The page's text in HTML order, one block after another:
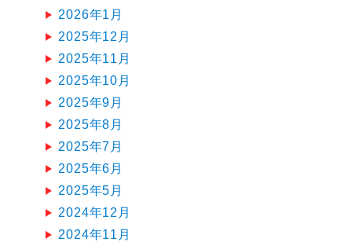
2026年1月
2025年12月
2025年11月
2025年10月
2025年9月
2025年8月
2025年7月
2025年6月
2025年5月
2024年12月
2024年11月